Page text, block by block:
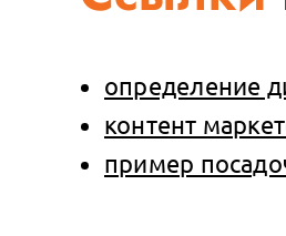
определение
контент
пример